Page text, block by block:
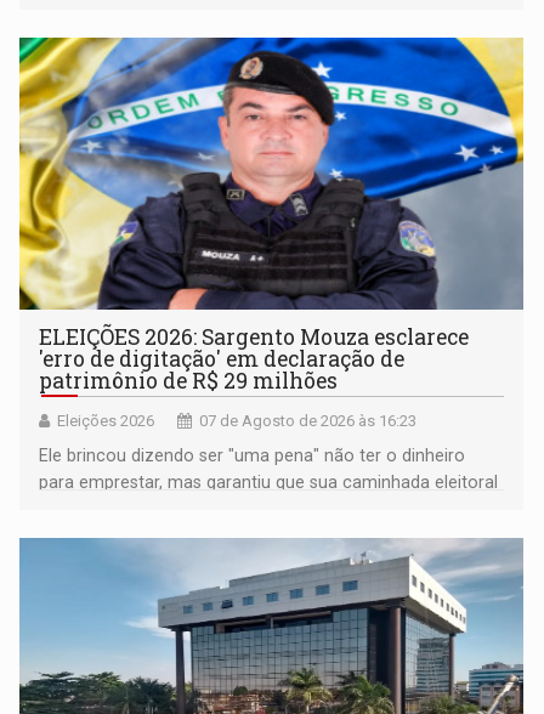
ELEIÇÕES 2026: Sargento Mouza esclarece
'erro de digitação' em declaração de
patrimônio de R$ 29 milhões
Eleições 2026 07 de Agosto de 2026 às 16:23
Ele brincou dizendo ser "uma pena" não ter o dinheiro
para emprestar, mas garantiu que sua caminhada eleitoral